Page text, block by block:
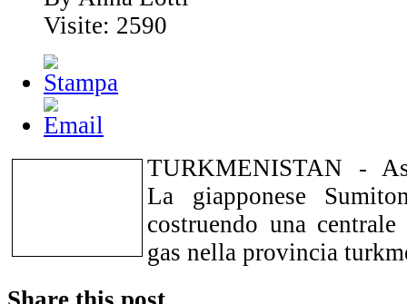
Visite: 2590
TURKMENISTAN -
La giapponese
costruendo una
gas nella provincia